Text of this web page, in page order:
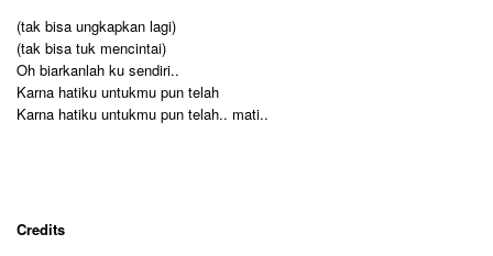
(tak bisa ungkapkan lagi)
(tak bisa tuk mencintai)
Oh biarkanlah ku sendiri..
Karna hatiku untukmu pun telah
Karna hatiku untukmu pun telah.. mati..
Credits